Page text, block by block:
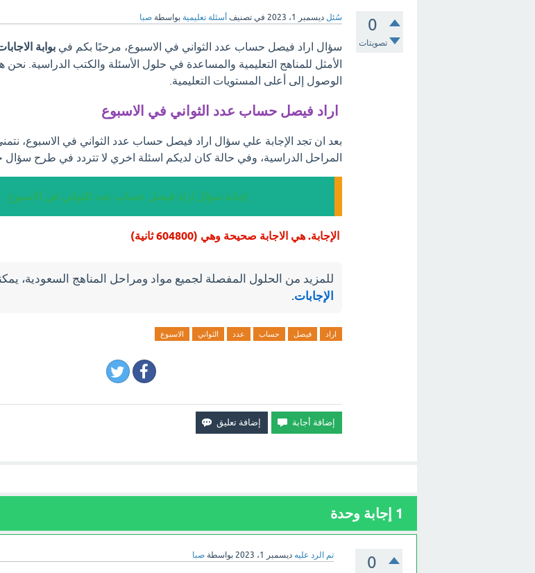
0
تصويتات
سُئل ديسمبر 1، 2023 في تصنيف أسئلة تعليمية بواسطة صبا
سؤال اراد فيصل حساب عدد الثواني في الاسبوع، مرحبًا بكم في بوابة
الأمثل للمناهج التعليمية والمساعدة في حلول الأسئلة والكتب الدراسية.
الوصول إلى أعلى المستويات التعليمية.
اراد فيصل حساب عدد الثواني في الاسبوع
بعد ان تجد الإجابة علي سؤال اراد فيصل حساب عدد الثواني في الاسبوع،
المراحل الدراسية، وفي حالة كان لديكم اسئلة اخري لا تتردد في طرح سؤال
إجابة سؤال اراد فيصل حساب عدد الثواني في الاسبوع
الإجابة. هي الاجابة صحيحة وهي (604800 ثانية)
للمزيد من الحلول المفصلة لجميع مواد ومراحل المناهج السعودية،
الإجابات.
اراد فيصل حساب عدد الثواني الاسبوع
1 إجابة وحدة
0 تم الرد عليه ديسمبر 1، 2023 بواسطة صبا